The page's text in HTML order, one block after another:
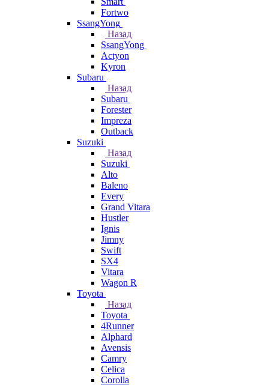
Fortwo
SsangYong
Назад
SsangYong
Actyon
Kyron
Subaru
Назад
Subaru
Forester
Impreza
Outback
Suzuki
Назад
Suzuki
Alto
Baleno
Every
Grand Vitara
Hustler
Ignis
Jimny
Swift
SX4
Vitara
Wagon R
Toyota
Назад
Toyota
4Runner
Alphard
Avensis
Camry
Celica
Corolla